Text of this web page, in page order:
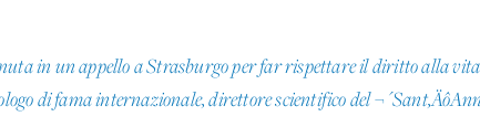
in un appello a Strasburgo per far rispettare il diritto alla
di fama internazionale, direttore scientifico del